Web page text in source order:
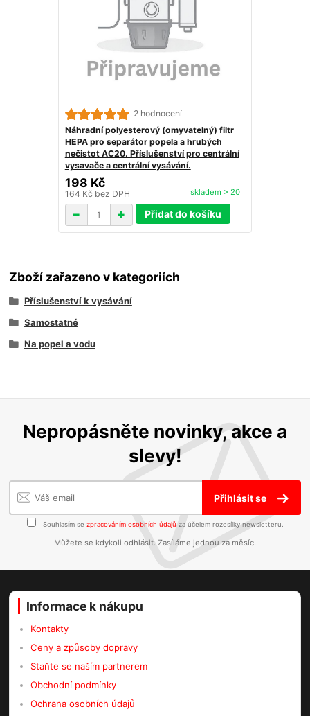
2 hodnocení
Náhradní polyesterový (omyvatelný) filtr
HEPA pro separátor popela a hrubých
nečistot AC20. Příslušenství pro centrální
vysavače a centrální vysávání.
198 Kč
164 Kč bez DPH skladem > 20
Přidat do košíku
Zboží zařazeno v kategoriích
Příslušenství k vysávání
Samostatné
Na popel a vodu
Nepropásněte novinky, akce a
slevy!
Přihlásit se
Souhlasím se zpracováním osobních údajů za účelem rozesílky newsletteru.
Můžete se kdykoli odhlásit. Zasíláme jednou za měsíc.
Informace k nákupu
Kontakty
Ceny a způsoby dopravy
Staňte se naším partnerem
Obchodní podmínky
Ochrana osobních údajů